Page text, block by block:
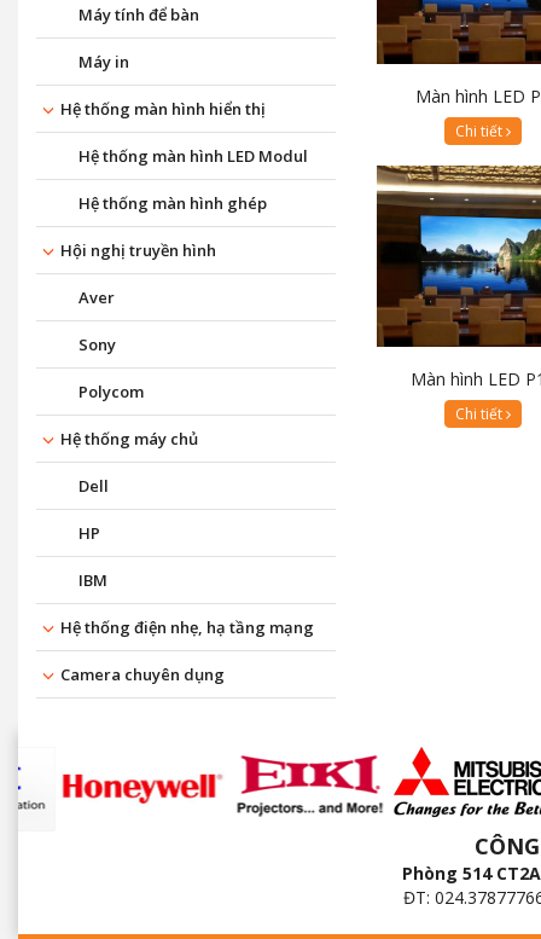
Máy tính để bàn
Máy in
Hệ thống màn hình hiển thị
Hệ thống màn hình LED Modul
Hệ thống màn hình ghép
Hội nghị truyền hình
Aver
Sony
Polycom
Hệ thống máy chủ
Dell
HP
IBM
Hệ thống điện nhẹ, hạ tầng mạng
Camera chuyên dụng
Màn hình LED
Chi tiết
Màn hình LED
Chi tiết
Phòng 514
ĐT: